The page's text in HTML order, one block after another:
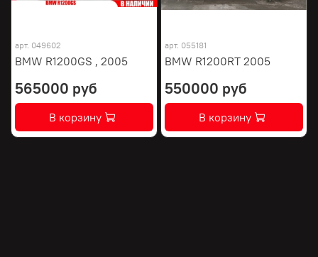
арт. 049602
BMW R1200GS , 2005
565000 руб
В корзину
арт. 055181
BMW R1200RT 2005
550000 руб
В корзину